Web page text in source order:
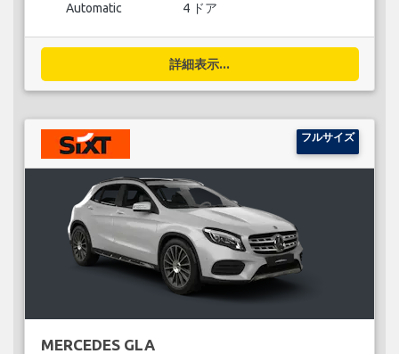
Automatic 4 ドア
詳細表示...
フルサイズ
MERCEDES GLA